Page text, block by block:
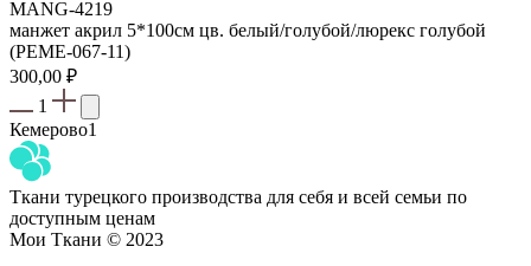
MANG-4219
манжет акрил 5*100см цв. белый/голубой/люрекс голубой
(PEME-067-11)
300,00 ₽
1
Кемерово1
Ткани турецкого производства для себя и всей семьи по
доступным ценам
Мои Ткани © 2023